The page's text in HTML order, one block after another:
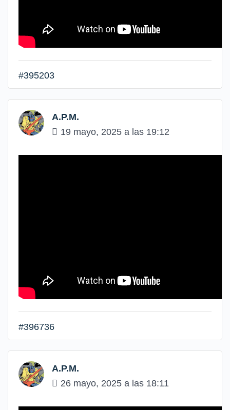
#395203
A.P.M.
19 mayo, 2025 a las 19:12
#396736
A.P.M.
26 mayo, 2025 a las 18:11